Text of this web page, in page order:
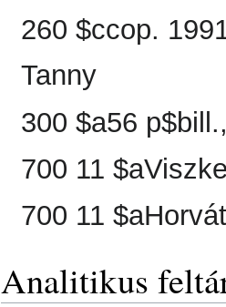
260 $ccop.
Tanny
300 $a56
700 11
700 11
Analitikus